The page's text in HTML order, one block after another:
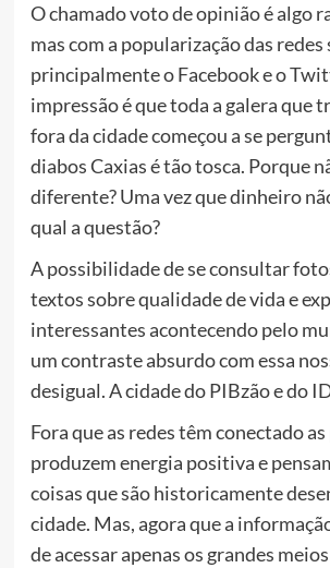
O chamado voto de opinião é algo
mas com a popularização das redes
principalmente o Facebook e o
impressão é que toda a galera que
fora da cidade começou a se
diabos Caxias é tão tosca. Porque
diferente? Uma vez que dinheiro
qual a questão?
A possibilidade de se consultar
textos sobre qualidade de vida e
interessantes acontecendo pelo
um contraste absurdo com essa
desigual. A cidade do PIBzão e do
Fora que as redes têm conectado
produzem energia positiva e
coisas que são historicamente
cidade. Mas, agora que a
de acessar apenas os grandes